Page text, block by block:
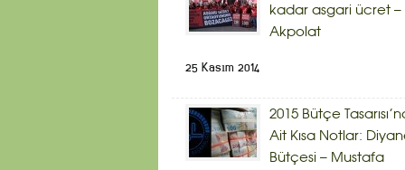
kadar asgari ücret –
Akpolat
25 Kasım 2014
2015 Bütçe
Ait Kısa Notlar:
Bütçesi – Mustafa